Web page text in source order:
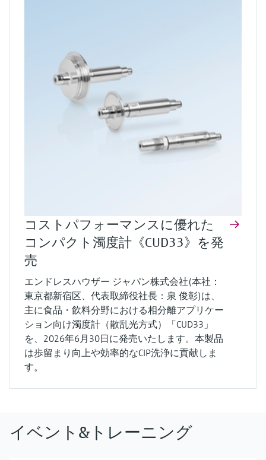
コストパフォーマンスに優れた
コンパクト濁度計《CUD33》を発
売
エンドレスハウザー ジャパン株式会社(本社：
東京都新宿区、代表取締役社長：泉 俊彰)は、
主に食品・飲料分野における相分離アプリケー
ション向け濁度計（散乱光方式）「CUD33」
を、2026年6月30日に発売いたします。本製品
は歩留まり向上や効率的なCIP洗浄に貢献しま
す。
イベント&トレーニング